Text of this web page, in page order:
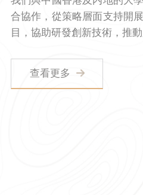
合協作，從策略層面支持開
目，協助研發創新技術，推動
查看更多